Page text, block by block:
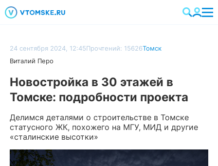
24 сентября 2024, 12:45Прочтений: 15626Томск
Виталий Перо
Новостройка в 30 этажей в
Томске: подробности проекта
Делимся деталями о строительстве в Томске
статусного ЖК, похожего на МГУ, МИД и другие
«сталинские высотки»